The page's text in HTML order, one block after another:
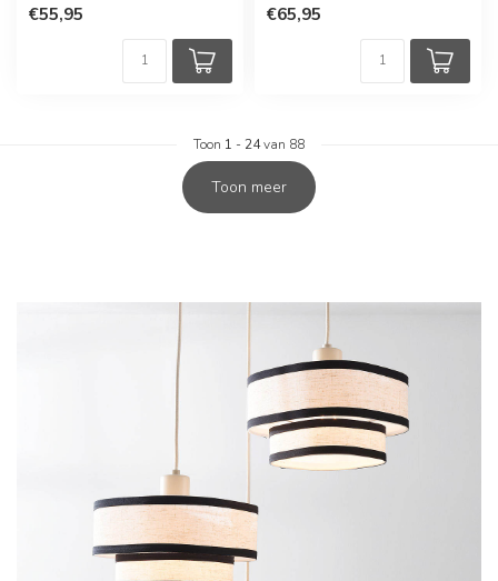
€55,95 €65,95
Toon 1 - 24van 88
Toon meer